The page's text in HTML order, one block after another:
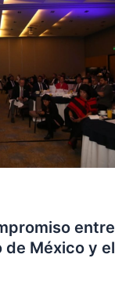
entre
de México y el